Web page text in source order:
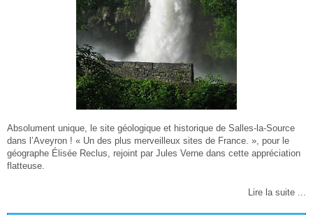
Absolument unique, le site géologique et historique de Salles-la-Source
dans l’Aveyron ! « Un des plus merveilleux sites de France. », pour le
géographe Élisée Reclus, rejoint par Jules Verne dans cette appréciation
flatteuse.
Lire la suite ...